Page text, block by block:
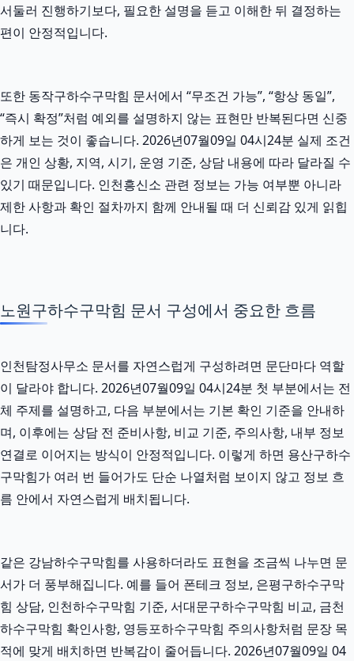
서둘러 진행하기보다, 필요한 설명을 듣고 이해한 뒤 결정하는
편이 안정적입니다.
또한 동작구하수구막힘 문서에서 “무조건 가능”, “항상 동일”,
“즉시 확정”처럼 예외를 설명하지 않는 표현만 반복된다면 신중
하게 보는 것이 좋습니다. 2026년07월09일 04시24분 실제 조건
은 개인 상황, 지역, 시기, 운영 기준, 상담 내용에 따라 달라질 수
있기 때문입니다. 인천흥신소 관련 정보는 가능 여부뿐 아니라
제한 사항과 확인 절차까지 함께 안내될 때 더 신뢰감 있게 읽힙
니다.
노원구하수구막힘 문서 구성에서 중요한 흐름
인천탐정사무소 문서를 자연스럽게 구성하려면 문단마다 역할
이 달라야 합니다. 2026년07월09일 04시24분 첫 부분에서는 전
체 주제를 설명하고, 다음 부분에서는 기본 확인 기준을 안내하
며, 이후에는 상담 전 준비사항, 비교 기준, 주의사항, 내부 정보
연결로 이어지는 방식이 안정적입니다. 이렇게 하면 용산구하수
구막힘가 여러 번 들어가도 단순 나열처럼 보이지 않고 정보 흐
름 안에서 자연스럽게 배치됩니다.
같은 강남하수구막힘를 사용하더라도 표현을 조금씩 나누면 문
서가 더 풍부해집니다. 예를 들어 폰테크 정보, 은평구하수구막
힘 상담, 인천하수구막힘 기준, 서대문구하수구막힘 비교, 금천
하수구막힘 확인사항, 영등포하수구막힘 주의사항처럼 문장 목
적에 맞게 배치하면 반복감이 줄어듭니다. 2026년07월09일 04